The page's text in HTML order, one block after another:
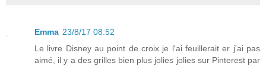
Emma 23/8/17 08:52
Le livre Disney au point de croix je l'ai feuillerait er j'ai pas
aimé, il y a des grilles bien plus jolies jolies sur Pinterest par